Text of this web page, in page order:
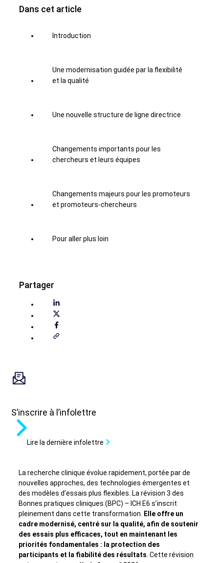
Dans cet article
Introduction
Une modernisation guidée par la flexibilité
et la qualité
Une nouvelle structure de ligne directrice
Changements importants pour les
chercheurs et leurs équipes
Changements majeurs pour les promoteurs
et promoteurs-chercheurs
Pour aller plus loin
Partager
S’inscrire à l’infolettre
Lire la dernière infolettre
La recherche clinique évolue rapidement, portée par de
nouvelles approches, des technologies émergentes et
des modèles d’essais plus flexibles. La révision 3 des
Bonnes pratiques cliniques (BPC) – ICH E6 s’inscrit
pleinement dans cette transformation. Elle offre un
cadre modernisé, centré sur la qualité, afin de soutenir
des essais plus efficaces, tout en maintenant les
priorités fondamentales : la protection des
participants et la fiabilité des résultats . Cette révision